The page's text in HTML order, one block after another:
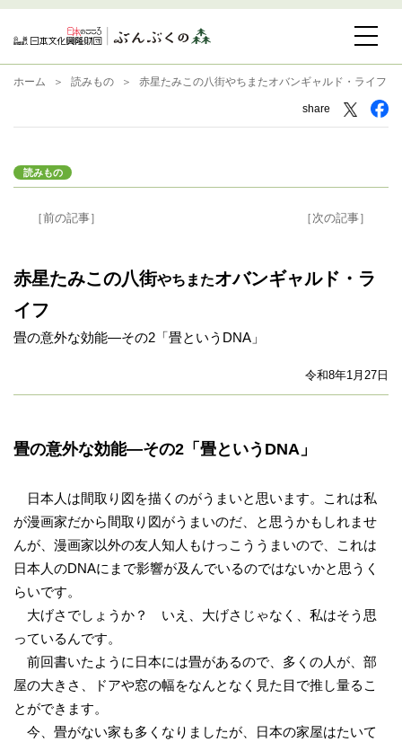
ホーム 読みもの 赤星たみこの八街やちまたオバンギャルド・ライフ
share
読みもの
［前の記事］ ［次の記事］
赤星たみこの八街やちまたオバンギャルド・ラ
イフ
畳の意外な効能―その2「畳というDNA」
令和8年1月27日
畳の意外な効能―その2「畳というDNA」
日本人は間取り図を描くのがうまいと思います。これは私
が漫画家だから間取り図がうまいのだ、と思うかもしれませ
んが、漫画家以外の友人知人もけっこううまいので、これは
日本人のDNAにまで影響が及んでいるのではないかと思うく
らいです。
大げさでしょうか？ いえ、大げさじゃなく、私はそう思
っているんです。
前回書いたように日本には畳があるので、多くの人が、部
屋の大きさ、ドアや窓の幅をなんとなく見た目で推し量るこ
とができます。
今、畳がない家も多くなりましたが、日本の家屋はたいて